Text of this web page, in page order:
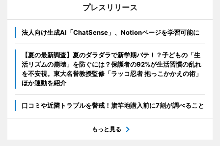
プレスリリース
法人向け生成AI「ChatSense」、Notionページを学習可能に
【夏の最新調査】夏のダラダラで新学期バテ！？子どもの「生
活リズムの崩壊」を防ぐには？保護者の92%が生活習慣の乱れ
を不安視。東大名誉教授監修「ラッコ忍者 抱っこかかえの術」
ほか運動を紹介
口コミや近隣トラブルを警戒！旗竿地購入前に7割が調べること
もっと見る